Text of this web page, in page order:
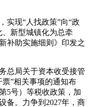
现“人找政策”向“政
新型城镇化为总牵
补助实施细则》印发之
局关于资本收受接管
”相关事项的通知布
5号）等税收政策，加
备。力争到2027年，商